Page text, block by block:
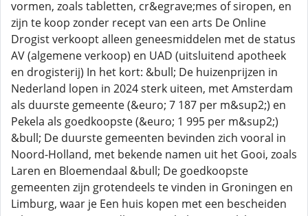
vormen, zoals tabletten, cr&egrave;mes of siropen, en
zijn te koop zonder recept van een arts De Online
Drogist verkoopt alleen geneesmiddelen met de status
AV (algemene verkoop) en UAD (uitsluitend apotheek
en drogisterij) In het kort: &bull; De huizenprijzen in
Nederland lopen in 2024 sterk uiteen, met Amsterdam
als duurste gemeente (&euro; 7 187 per m&sup2;) en
Pekela als goedkoopste (&euro; 1 995 per m&sup2;)
&bull; De duurste gemeenten bevinden zich vooral in
Noord-Holland, met bekende namen uit het Gooi, zoals
Laren en Bloemendaal &bull; De goedkoopste
gemeenten zijn grotendeels te vinden in Groningen en
Limburg, waar je Een huis kopen met een bescheiden